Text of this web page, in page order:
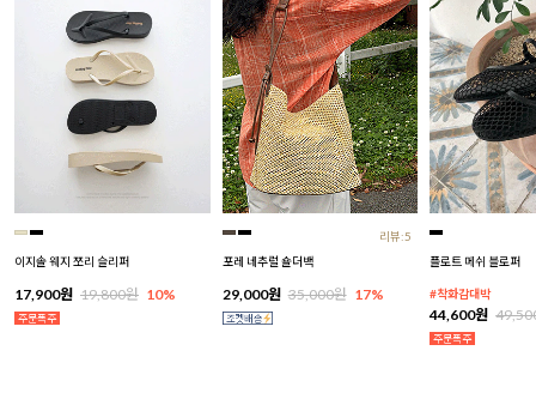
이지솔 웨지 쪼리 슬리퍼
17,900원 19,800원 10%
리뷰:5
포레 네추럴 숄더백
29,000원 35,000원 17%
플로트 메쉬 블로퍼
#착화감대박
44,600원